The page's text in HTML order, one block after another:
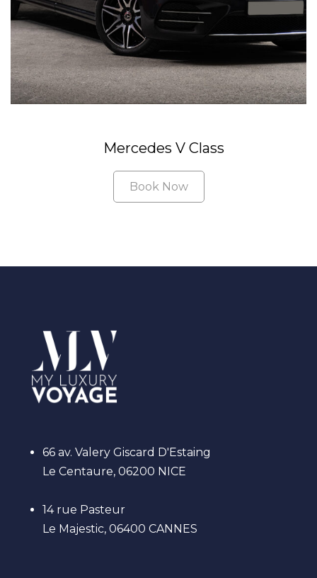
Mercedes V Class
Book Now
66 av. Valery Giscard D'Estaing
Le Centaure, 06200 NICE
14 rue Pasteur
Le Majestic, 06400 CANNES